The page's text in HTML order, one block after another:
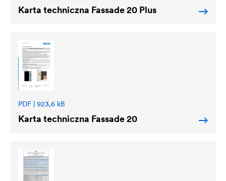
Karta techniczna Fassade 20 Plus
PDF | 923,6 kB
Karta techniczna Fassade 20